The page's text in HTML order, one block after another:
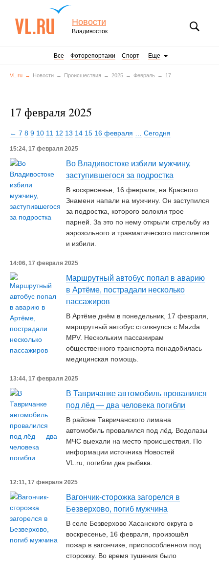
Новости
Владивосток
Все Фоторепортажи Спорт Еще
VL.ru Новости Происшествия 2025 Февраль 17
17 февраля 2025
← 7 8 9 10 11 12 13 14 15 16 февраля Сегодня
15:24, 17 февраля 2025
Во Владивостоке избили мужчину,
заступившегося за подростка
В воскресенье, 16 февраля, на Красного
Знамени напали на мужчину. Он заступился
за подростка, которого волокли трое
парней. За это по нему открыли стрельбу из
аэрозольного и травматического пистолетов
и избили.
14:06, 17 февраля 2025
Маршрутный автобус попал в аварию
в Артёме, пострадали несколько
пассажиров
В Артёме днём в понедельник, 17 февраля,
маршрутный автобус столкнулся с Mazda
MPV. Нескольким пассажирам
общественного транспорта понадобилась
медицинская помощь.
13:44, 17 февраля 2025
В Тавричанке автомобиль провалился
под лёд — два человека погибли
В районе Тавричанского лимана
автомобиль провалился под лёд. Водолазы
МЧС выехали на место происшествия. По
информации источника Новостей
VL.ru, погибли два рыбака.
12:11, 17 февраля 2025
Вагончик-сторожка загорелся в
Безверхово, погиб мужчина
В селе Безверхово Хасанского округа в
воскресенье, 16 февраля, произошёл
пожар в вагончике, приспособленном под
сторожку. Во время тушения было